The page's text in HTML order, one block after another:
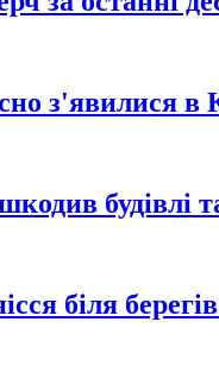
з'явилися в
будівлі
біля